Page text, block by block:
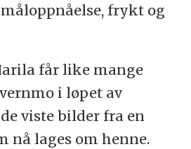
frykt og
får like mange
i løpet av
viste bilder fra en
nå lages om henne.